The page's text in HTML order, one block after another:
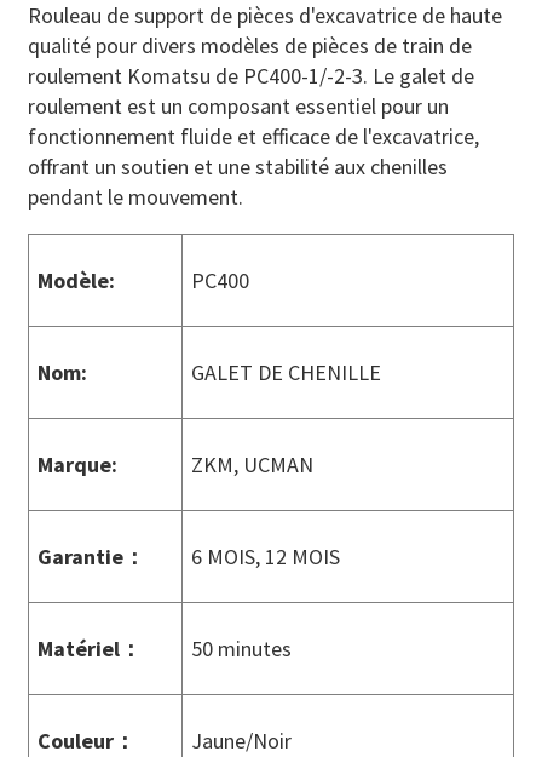
Rouleau de support de pièces d'excavatrice de haute
qualité pour divers modèles de pièces de train de
roulement Komatsu de PC400-1/-2-3. Le galet de
roulement est un composant essentiel pour un
fonctionnement fluide et efficace de l'excavatrice,
offrant un soutien et une stabilité aux chenilles
pendant le mouvement.
Modèle: PC400
Nom: GALET DE CHENILLE
Marque: ZKM, UCMAN
Garantie ： 6 MOIS, 12 MOIS
Matériel ： 50 minutes
Couleur ： Jaune/Noir